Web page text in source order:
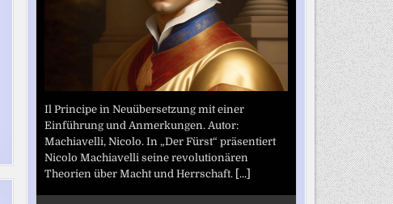
Il Principe in Neuübersetzung mit einer
Einführung und Anmerkungen. Autor:
Machiavelli, Nicolo. In „Der Fürst“ präsentiert
Nicolo Machiavelli seine revolutionären
Theorien über Macht und Herrschaft. [...]